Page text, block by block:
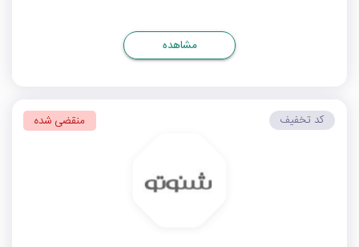
مشاهده
کد تخفیف منقضی شده